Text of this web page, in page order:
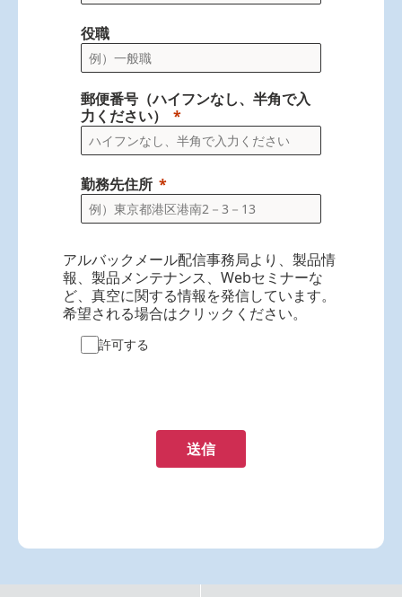
役職
郵便番号（ハイフンなし、半角で入
力ください）
勤務先住所
アルバックメール配信事務局より、製品情
報、製品メンテナンス、Webセミナーな
ど、真空に関する情報を発信しています。
希望される場合はクリックください。
許可する
送信